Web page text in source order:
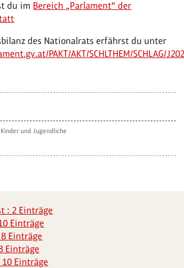
du im Bereich „Parlament“ der
des Nationalrats erfährst du unter
PAKT/AKT/SCHLTHEM/SCHLAG/
und Jugendliche
: 2 Einträge
Einträge
Einträge
Einträge
Einträge